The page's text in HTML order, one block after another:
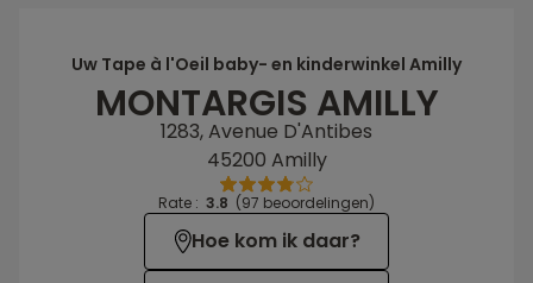
Uw Tape à l'Oeil baby- en kinderwinkel Amilly
MONTARGIS AMILLY
1283, Avenue D'Antibes
45200 Amilly
Rate : 3.8 (97 beoordelingen)
Hoe kom ik daar?